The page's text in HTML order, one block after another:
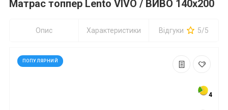
Матрас топпер Lento VIVO / ВИВО 140x200
Опис Характеристики Відгуки 5/5
4
ПОПУЛЯРНИЙ